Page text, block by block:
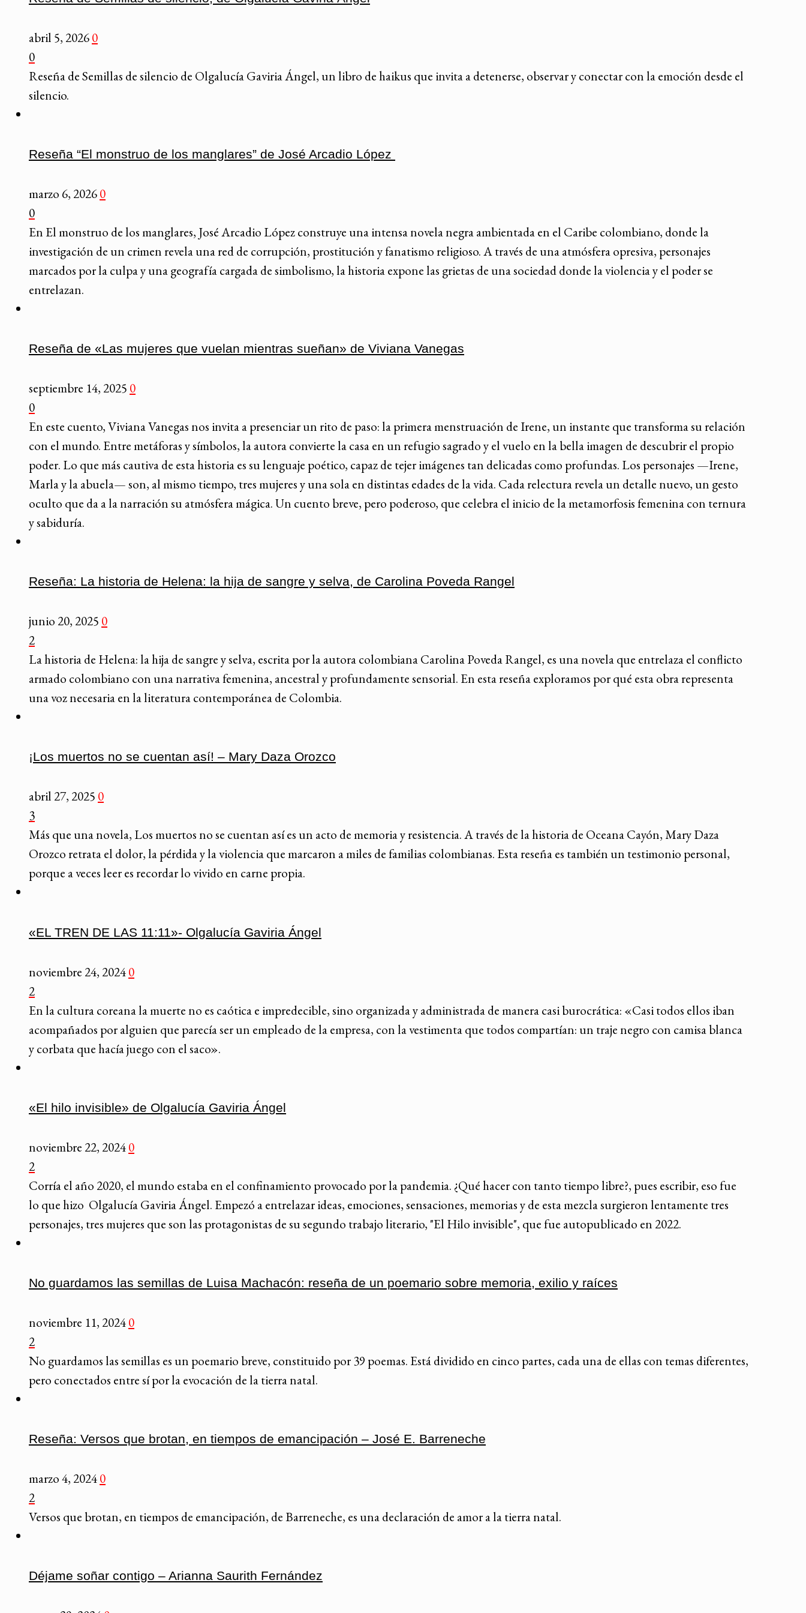
abril 5, 20260
0
Reseña de Semillas de silencio de Olgalucía Gaviria Ángel, un libro de haikus que invita a detenerse, observar y conectar con la emoción desde el
silencio.
Reseña “El monstruo de los manglares” de José Arcadio López
marzo 6, 20260
0
En El monstruo de los manglares, José Arcadio López construye una intensa novela negra ambientada en el Caribe colombiano, donde la
investigación de un crimen revela una red de corrupción, prostitución y fanatismo religioso. A través de una atmósfera opresiva, personajes
marcados por la culpa y una geografía cargada de simbolismo, la historia expone las grietas de una sociedad donde la violencia y el poder se
entrelazan.
Reseña de «Las mujeres que vuelan mientras sueñan» de Viviana Vanegas
septiembre 14, 2025 0
0
En este cuento, Viviana Vanegas nos invita a presenciar un rito de paso: la primera menstruación de Irene, un instante que transforma su relación
con el mundo. Entre metáforas y símbolos, la autora convierte la casa en un refugio sagrado y el vuelo en la bella imagen de descubrir el propio
poder. Lo que más cautiva de esta historia es su lenguaje poético, capaz de tejer imágenes tan delicadas como profundas. Los personajes —Irene,
Marla y la abuela— son, al mismo tiempo, tres mujeres y una sola en distintas edades de la vida. Cada relectura revela un detalle nuevo, un gesto
oculto que da a la narración su atmósfera mágica. Un cuento breve, pero poderoso, que celebra el inicio de la metamorfosis femenina con ternura
y sabiduría.
Reseña: La historia de Helena: la hija de sangre y selva, de Carolina Poveda Rangel
junio 20, 2025 0
2
La historia de Helena: la hija de sangre y selva, escrita por la autora colombiana Carolina Poveda Rangel, es una novela que entrelaza el conflicto
armado colombiano con una narrativa femenina, ancestral y profundamente sensorial. En esta reseña exploramos por qué esta obra representa
una voz necesaria en la literatura contemporánea de Colombia.
¡Los muertos no se cuentan así! – Mary Daza Orozco
abril 27, 2025 0
3
Más que una novela, Los muertos no se cuentan así es un acto de memoria y resistencia. A través de la historia de Oceana Cayón, Mary Daza
Orozco retrata el dolor, la pérdida y la violencia que marcaron a miles de familias colombianas. Esta reseña es también un testimonio personal,
porque a veces leer es recordar lo vivido en carne propia.
«EL TREN DE LAS 11:11»- Olgalucía Gaviria Ángel
noviembre 24, 20240
2
En la cultura coreana la muerte no es caótica e impredecible, sino organizada y administrada de manera casi burocrática: «Casi todos ellos iban
acompañados por alguien que parecía ser un empleado de la empresa, con la vestimenta que todos compartían: un traje negro con camisa blanca
y corbata que hacía juego con el saco».
«El hilo invisible» de Olgalucía Gaviria Ángel
noviembre 22, 20240
2
Corría el año 2020, el mundo estaba en el confinamiento provocado por la pandemia. ¿Qué hacer con tanto tiempo libre?, pues escribir, eso fue
lo que hizo Olgalucía Gaviria Ángel. Empezó a entrelazar ideas, emociones, sensaciones, memorias y de esta mezcla surgieron lentamente tres
personajes, tres mujeres que son las protagonistas de su segundo trabajo literario, "El Hilo invisible", que fue autopublicado en 2022.
No guardamos las semillas de Luisa Machacón: reseña de un poemario sobre memoria, exilio y raíces
noviembre 11, 20240
2
No guardamos las semillas es un poemario breve, constituido por 39 poemas. Está dividido en cinco partes, cada una de ellas con temas diferentes,
pero conectados entre sí por la evocación de la tierra natal.
Reseña: Versos que brotan, en tiempos de emancipación – José E. Barreneche
marzo 4, 20240
2
Versos que brotan, en tiempos de emancipación, de Barreneche, es una declaración de amor a la tierra natal.
Déjame soñar contigo – Arianna Saurith Fernández